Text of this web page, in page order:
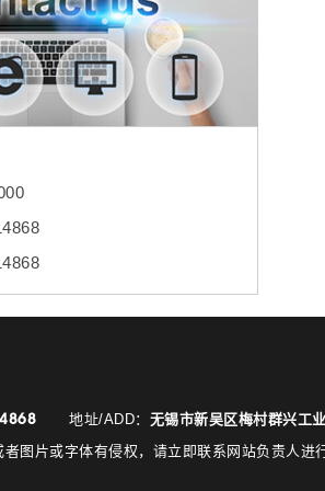
地址/ADD： 无锡市新吴区梅村群兴工
图片或字体有侵权，请立即联系网站负责人